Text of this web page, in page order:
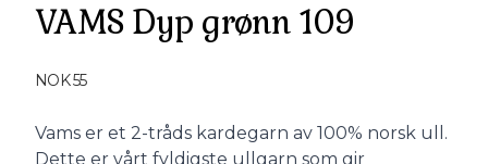
VAMS Dyp grønn 109
NOK 55
Description
Vams er et 2-tråds kardegarn av 100% norsk ull.
Dette er vårt fyldigste ullgarn som gir